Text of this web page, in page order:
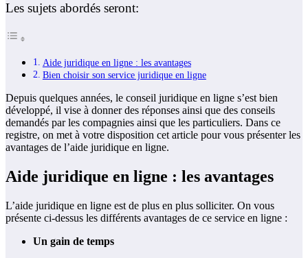
Les sujets abordés seront:
Aide juridique en ligne : les avantages
Bien choisir son service juridique en ligne
Depuis quelques années, le conseil juridique en ligne s’est bien
développé, il vise à donner des réponses ainsi que des conseils
demandés par les compagnies ainsi que les particuliers. Dans ce
registre, on met à votre disposition cet article pour vous présenter les
avantages de l’aide juridique en ligne.
Aide juridique en ligne : les avantages
L’aide juridique en ligne est de plus en plus solliciter. On vous
présente ci-dessus les différents avantages de ce service en ligne :
Un gain de temps